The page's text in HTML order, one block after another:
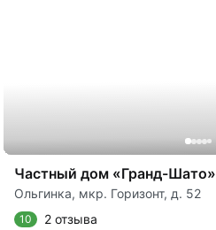
Частный дом «Гранд-Шато»
Ольгинка, мкр. Горизонт, д. 52
10
2 отзыва